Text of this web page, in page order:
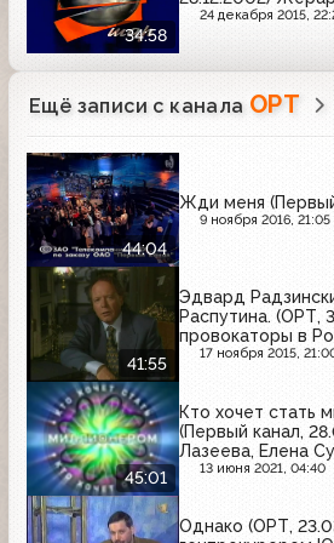
34:58
24 декабря 2015,
Ещё записи с канала ОРТ
44:04
Жди меня
9 ноября 2016, 21:05
41:55
Эдвард
Распутина. (ОРТ,
провокаторы в
17 ноября 2015,
45:01
Кто хочет стать
(Первый канал,
Лазеева, Елена
13 июня 2021, 04:40
Однако (ОРТ,